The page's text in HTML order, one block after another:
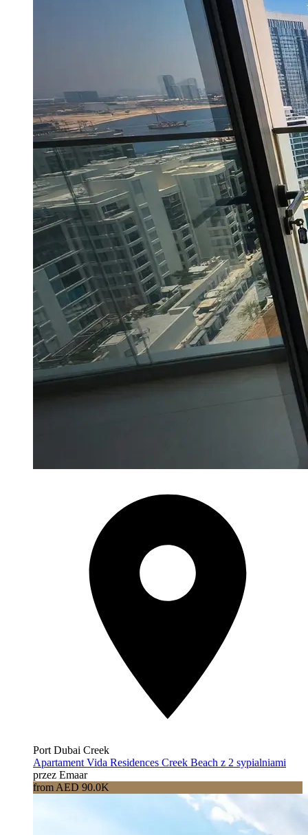
Port Dubai Creek
Apartament Vida Residences Creek Beach z 2 sypialniami
przez Emaar
from AED 90.0K